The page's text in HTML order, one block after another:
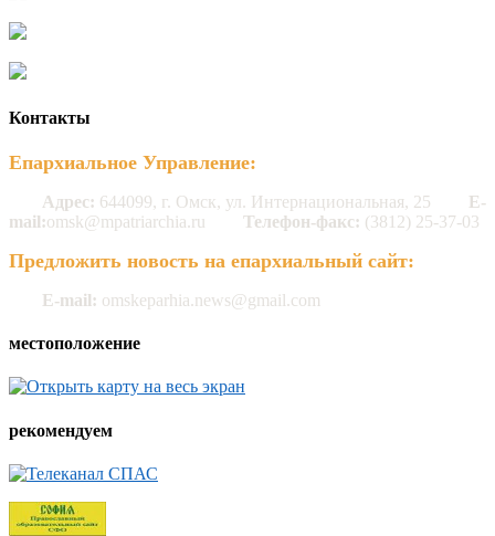
Контакты
Епархиальное Управление:
Адрес: 644099, г. Омск, ул. Интернациональная, 25
E-
mail:omsk@mpatriarchia.ru Телефон-факс: (3812) 25-37-03
Предложить новость на епархиальный сайт:
E-mail: omskeparhia.news@gmail.com
местоположение
рекомендуем